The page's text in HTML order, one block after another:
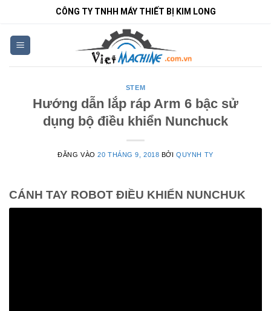
nội
dung
CÔNG TY TNHH MÁY THIẾT BỊ KIM LONG
STEM
Hướng dẫn lắp ráp Arm 6 bậc sử
dụng bộ điều khiển Nunchuck
ĐĂNG VÀO20 THÁNG 9, 2018 BỞIQUYNH TY
CÁNH TAY ROBOT ĐIỀU KHIỂN NUNCHUK